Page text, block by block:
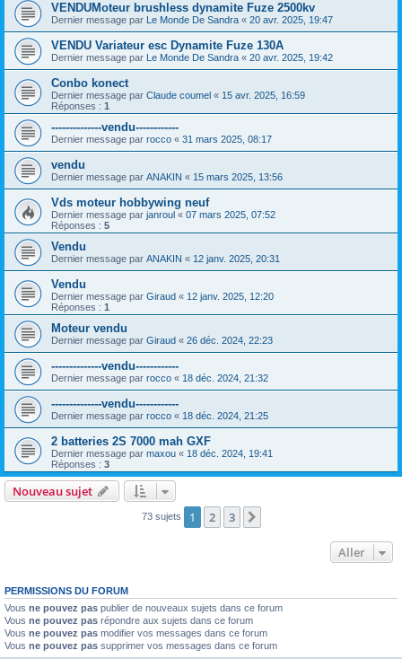
VENDUMoteur brushless dynamite Fuze 2500kv
Dernier message par Le Monde De Sandra « 20 avr. 2025, 19:47
VENDU Variateur esc Dynamite Fuze 130A
Dernier message par Le Monde De Sandra « 20 avr. 2025, 19:42
Conbo konect
Dernier message par Claude coumel « 15 avr. 2025, 16:59
Réponses : 1
--------------vendu------------
Dernier message par rocco « 31 mars 2025, 08:17
vendu
Dernier message par ANAKIN « 15 mars 2025, 13:56
Vds moteur hobbywing neuf
Dernier message par janroul « 07 mars 2025, 07:52
Réponses : 5
Vendu
Dernier message par ANAKIN « 12 janv. 2025, 20:31
Vendu
Dernier message par Giraud « 12 janv. 2025, 12:20
Réponses : 1
Moteur vendu
Dernier message par Giraud « 26 déc. 2024, 22:23
--------------vendu------------
Dernier message par rocco « 18 déc. 2024, 21:32
--------------vendu------------
Dernier message par rocco « 18 déc. 2024, 21:25
2 batteries 2S 7000 mah GXF
Dernier message par maxou « 18 déc. 2024, 19:41
Réponses : 3
Nouveau sujet
73 sujets 1 2 3
Aller
PERMISSIONS DU FORUM
Vous ne pouvez pas publier de nouveaux sujets dans ce forum
Vous ne pouvez pas répondre aux sujets dans ce forum
Vous ne pouvez pas modifier vos messages dans ce forum
Vous ne pouvez pas supprimer vos messages dans ce forum